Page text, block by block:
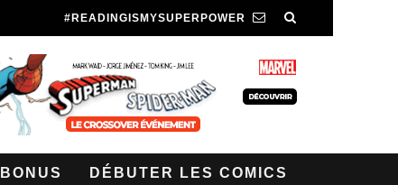
#READINGISMYSUPERPOWER
BONUS DÉBUTER LES COMICS